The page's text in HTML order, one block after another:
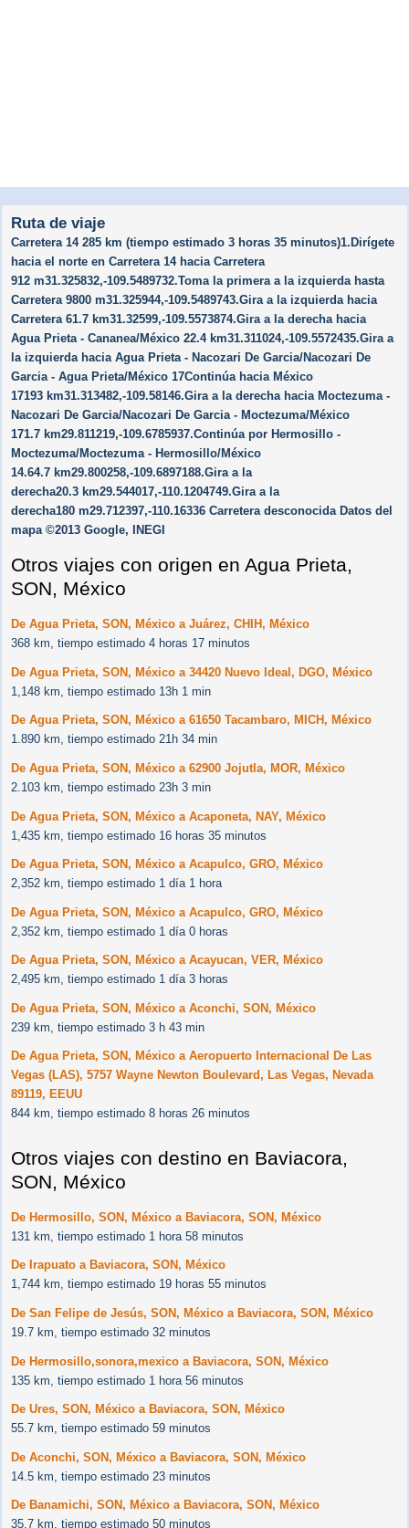
Ruta de viaje
Carretera 14 285 km (tiempo estimado 3 horas 35 minutos)1.Dirígete
hacia el norte en Carretera 14 hacia Carretera
912 m31.325832,-109.5489732.Toma la primera a la izquierda hasta
Carretera 9800 m31.325944,-109.5489743.Gira a la izquierda hacia
Carretera 61.7 km31.32599,-109.5573874.Gira a la derecha hacia
Agua Prieta - Cananea/​México 22.4 km31.311024,-109.5572435.Gira a
la izquierda hacia Agua Prieta - Nacozari De Garcia/​Nacozari De
Garcia - Agua Prieta/​México 17Continúa hacia México
17193 km31.313482,-109.58146.Gira a la derecha hacia Moctezuma -
Nacozari De Garcia/​Nacozari De Garcia - Moctezuma/​México
171.7 km29.811219,-109.6785937.Continúa por Hermosillo -
Moctezuma/​Moctezuma - Hermosillo/​México
14.64.7 km29.800258,-109.6897188.Gira a la
derecha20.3 km29.544017,-110.1204749.Gira a la
derecha180 m29.712397,-110.16336 Carretera desconocida Datos del
mapa ©2013 Google, INEGI
Otros viajes con origen en Agua Prieta,
SON, México
De Agua Prieta, SON, México a Juárez, CHIH, México
368 km, tiempo estimado 4 horas 17 minutos
De Agua Prieta, SON, México a 34420 Nuevo Ideal, DGO, México
1,148 km, tiempo estimado 13h 1 min
De Agua Prieta, SON, México a 61650 Tacambaro, MICH, México
1.890 km, tiempo estimado 21h 34 min
De Agua Prieta, SON, México a 62900 Jojutla, MOR, México
2.103 km, tiempo estimado 23h 3 min
De Agua Prieta, SON, México a Acaponeta, NAY, México
1,435 km, tiempo estimado 16 horas 35 minutos
De Agua Prieta, SON, México a Acapulco, GRO, México
2,352 km, tiempo estimado 1 día 1 hora
De Agua Prieta, SON, México a Acapulco, GRO, México
2,352 km, tiempo estimado 1 día 0 horas
De Agua Prieta, SON, México a Acayucan, VER, México
2,495 km, tiempo estimado 1 día 3 horas
De Agua Prieta, SON, México a Aconchi, SON, México
239 km, tiempo estimado 3 h 43 min
De Agua Prieta, SON, México a Aeropuerto Internacional De Las
Vegas (LAS), 5757 Wayne Newton Boulevard, Las Vegas, Nevada
89119, EEUU
844 km, tiempo estimado 8 horas 26 minutos
Otros viajes con destino en Baviacora,
SON, México
De Hermosillo, SON, México a Baviacora, SON, México
131 km, tiempo estimado 1 hora 58 minutos
De Irapuato a Baviacora, SON, México
1,744 km, tiempo estimado 19 horas 55 minutos
De San Felipe de Jesús, SON, México a Baviacora, SON, México
19.7 km, tiempo estimado 32 minutos
De Hermosillo,sonora,mexico a Baviacora, SON, México
135 km, tiempo estimado 1 hora 56 minutos
De Ures, SON, México a Baviacora, SON, México
55.7 km, tiempo estimado 59 minutos
De Aconchi, SON, México a Baviacora, SON, México
14.5 km, tiempo estimado 23 minutos
De Banamichi, SON, México a Baviacora, SON, México
35.7 km, tiempo estimado 50 minutos